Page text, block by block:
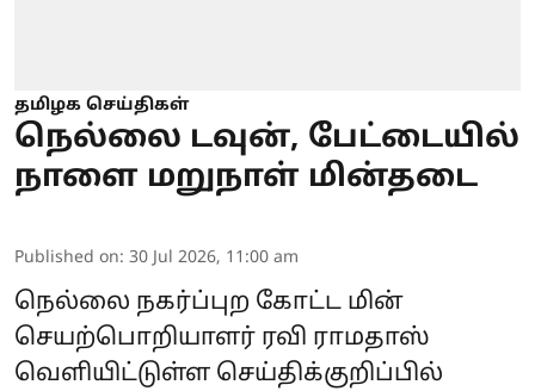
தமிழக செய்திகள்
நெல்லை டவுன், பேட்டையில்
நாளை மறுநாள் மின்தடை
Published on: 30 Jul 2026, 11:00 am
நெல்லை நகர்ப்புற கோட்ட மின்
செயற்பொறியாளர் ரவி ராமதாஸ்
வெளியிட்டுள்ள செய்திக்குறிப்பில்